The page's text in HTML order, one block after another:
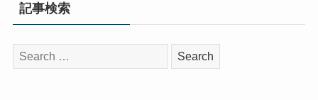
記事検索
検
索: